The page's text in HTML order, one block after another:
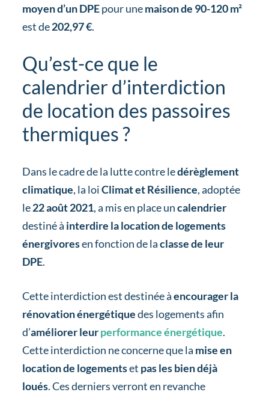
moyen d’un DPEpour unemaison de 90-120 m²
est de202,97 €.
Qu’est-ce que le
calendrier d’interdiction
de location des passoires
thermiques ?
Dans le cadre de la lutte contre ledérèglement
climatique, la loiClimat et Résilience, adoptée
le22 août 2021, a mis en place uncalendrier
destiné à interdire la location de logements
énergivoresen fonction de laclasse de leur
DPE.
Cette interdiction est destinée àencourager la
rénovation énergétiquedes logements afin
d’améliorer leurperformance énergétique.
Cette interdiction ne concerne que la mise en
location de logementset pas les bien déjà
loués. Ces derniers verront en revanche